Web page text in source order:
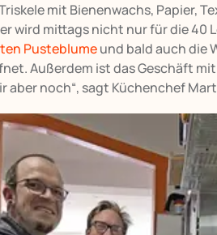
mit Bienenwachs, Papier,
wird mittags nicht nur für die 40
Pusteblumeund bald auch die
Außerdem ist das Geschäft
aber noch“, sagt Küchenchef